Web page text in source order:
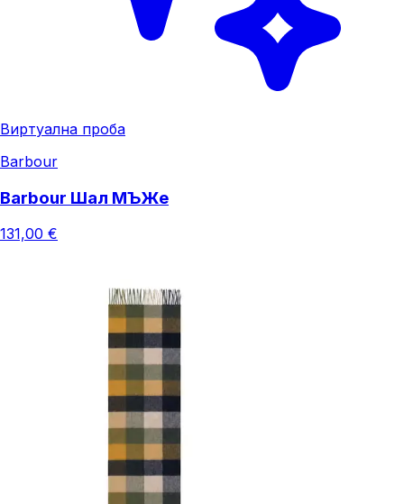
Виртуална проба
Barbour
Barbour Шал МЪЖe
131,00 €